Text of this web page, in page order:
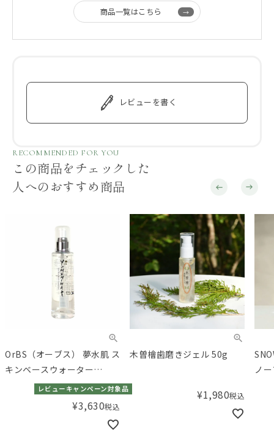
商品一覧はこちら
レビューを書く
RECOMMENDED FOR YOU
この商品をチェックした
人へのおすすめ商品
OrBS（オーブス） 夢水肌 ス
キンベースウォーター
200mL レビューキャンペーン対象品
¥3,630税込
木曽檜歯磨きジェル 50g
¥1,980税込
ノ